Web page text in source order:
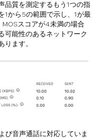
品質を測定するもう1つの指
1から5の範囲で示し、1が最
スコアが4未満の場合
可能性のあるネットワーク
ります。
び音声通話に対応していま